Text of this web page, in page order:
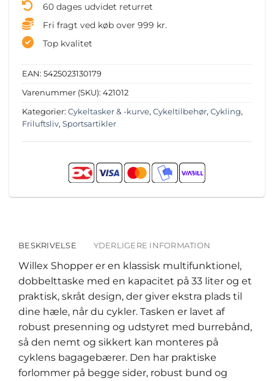
60 dages udvidet returret
Fri fragt ved køb over 999 kr.
Top kvalitet
EAN: 5425023130179
Varenummer (SKU): 421012
Kategorier: Cykeltasker & -kurve, Cykeltilbehør, Cykling,
Friluftsliv, Sportsartikler
BESKRIVELSE YDERLIGERE INFORMATION
Willex Shopper er en klassisk multifunktionel,
dobbelttaske med en kapacitet på 33 liter og et
praktisk, skråt design, der giver ekstra plads til
dine hæle, når du cykler. Tasken er lavet af
robust presenning og udstyret med burrebånd,
så den nemt og sikkert kan monteres på
cyklens bagagebærer. Den har praktiske
forlommer på begge sider, robust bund og